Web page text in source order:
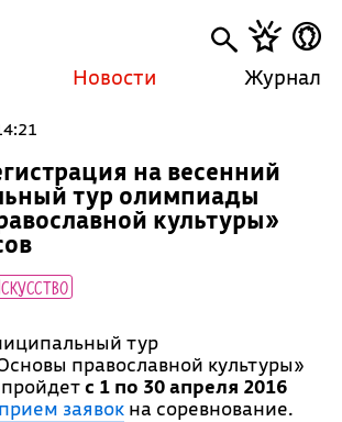
Новости Журнал
на весенний
тур олимпиады
культуры»
тур
православной культуры»
с 1 по 30 апреля 2016
прием заявокна соревнование.